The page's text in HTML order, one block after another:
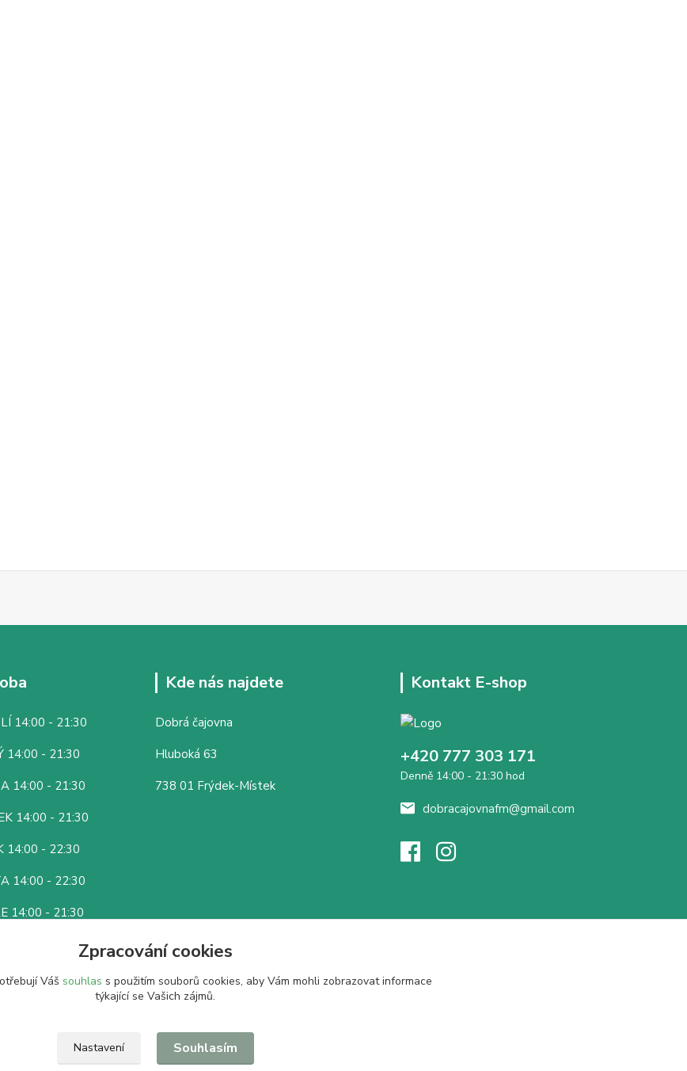
14:00 - 21:30
14:00 - 21:30
14:00 - 21:30
14:00 - 21:30
14:00 - 22:30
14:00 - 22:30
14:00 - 21:30
Kde nás najdete
Dobrá čajovna
Hluboká 63
738 01 Frýdek-Místek
Kontakt E-shop
+420 777 303 171
Denně 14:00 - 21:30 hod
dobracajovnafm@gmail.com
Zpracování cookies
Váš souhlas s použitím souborů cookies, aby Vám mohli zobrazovat informace
týkající se Vašich zájmů.
Nastavení Souhlasím